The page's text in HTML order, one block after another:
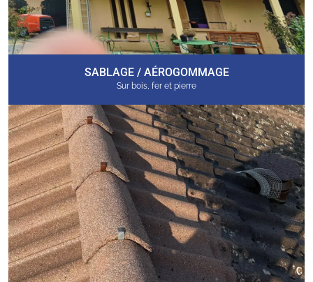
SABLAGE / AÉROGOMMAGE
Sur bois, fer et pierre